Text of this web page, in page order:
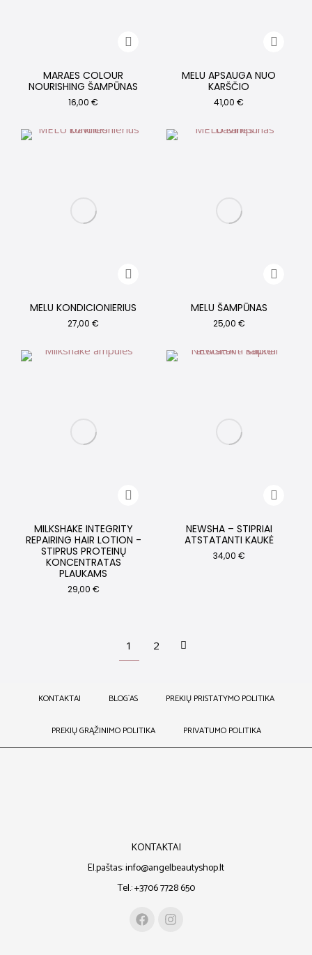
MARAES COLOUR
NOURISHING ŠAMPŪNAS
16,00 €
MELU APSAUGA NUO
KARŠČIO
41,00 €
MELU KONDICIONIERIUS
27,00 €
MELU ŠAMPŪNAS
25,00 €
MILKSHAKE INTEGRITY
REPAIRING HAIR LOTION -
STIPRUS PROTEINŲ
KONCENTRATAS
PLAUKAMS
29,00 €
NEWSHA – STIPRIAI
ATSTATANTI KAUKĖ
34,00 €
1 2
KONTAKTAI BLOG`AS PREKIŲ PRISTATYMO POLITIKA
PREKIŲ GRĄŽINIMO POLITIKA PRIVATUMO POLITIKA
KONTAKTAI
El.paštas: info@angelbeautyshop.lt
Tel.: +3706 7728 650